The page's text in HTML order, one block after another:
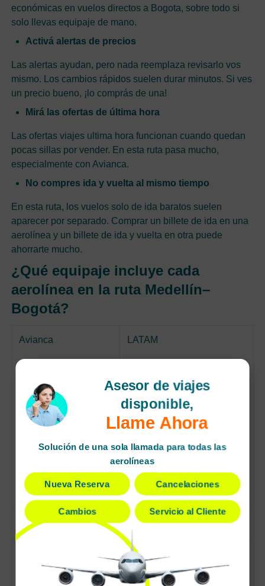
económicas en vuelos directos a Bogota, sobre todo si
solo llevas equipaje de mano.
Activá alertas de precios
Las alertas ayudan, pero nada reemplaza revisarlo vos
mismo. Los cambios rápidos suelen durar minutos. Si ves
un precio bueno, ¡lo comprás de una!
Mirá las ofertas de última hora
Las ofertas viajes ultima hora funcionan cuando quedan
pocas sillas por vender. En esta ruta pasa mucho,
especialmente con Avianca.
No compres ida y vuelta al mismo tiempo
En esta ruta, los vuelos solo de ida baratos suelen
aparecer por separado. Comprar un billete de ida en una
aerolínea y un billete de ida y vuelta en otra puede
ahorrarte mucho.
¿Qué equipaje incluye cada
aerolínea en la ruta Medellín–
Bogotá?
Avianca LATAM
artículo personal
Tarifa intermedia:
1 maleta de mano
bodega.
Tarifa Basic: artículo
Tarifa Light: maleta de
mano
Tarifa Plus: maleta de
mano + equipaje en
bodega.
Wingo EasyFly
artículo personal
Incluye maleta pequeña
Asesor de viajes
disponible,
Llame Ahora
Solución de una sola llamada para todas las
aerolíneas
Nueva Reserva Cancelaciones
Cambios Servicio al Cliente